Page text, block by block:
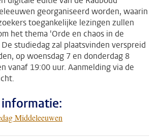
georganiseerd worden, waarin
toegankelijke lezingen zullen
het thema 'Orde en chaos in de
studiedag zal plaatsvinden verspreid
op woensdag 7 en donderdag 8
vanaf 19:00 uur. Aanmelding via de
Middeleeuwen